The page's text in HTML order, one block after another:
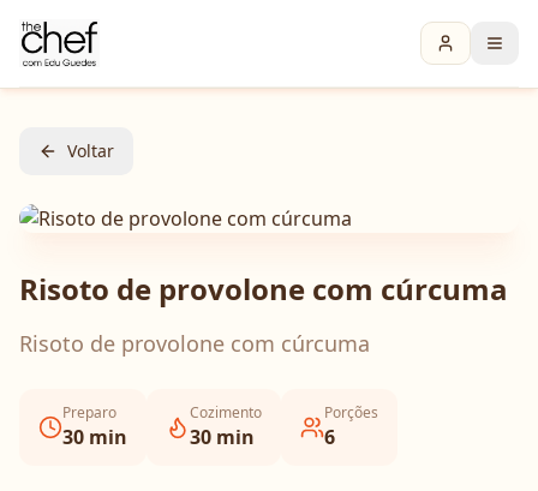
Voltar
Risoto de provolone com cúrcuma
Risoto de provolone com cúrcuma
Preparo
30 min
Cozimento
30 min
Porções
6